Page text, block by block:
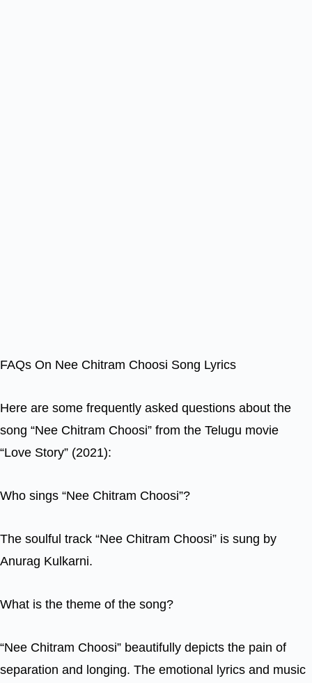
FAQs On Nee Chitram Choosi Song Lyrics
Here are some frequently asked questions about the
song “Nee Chitram Choosi” from the Telugu movie
“Love Story” (2021):
Who sings “Nee Chitram Choosi”?
The soulful track “Nee Chitram Choosi” is sung by
Anurag Kulkarni.
What is the theme of the song?
“Nee Chitram Choosi” beautifully depicts the pain of
separation and longing. The emotional lyrics and music